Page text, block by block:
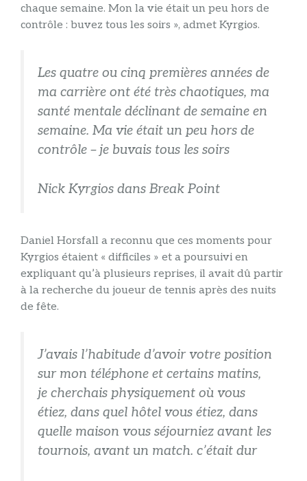
chaque semaine. Mon la vie était un peu hors de
contrôle : buvez tous les soirs », admet Kyrgios.
Les quatre ou cinq premières années de
ma carrière ont été très chaotiques, ma
santé mentale déclinant de semaine en
semaine. Ma vie était un peu hors de
contrôle – je buvais tous les soirs
Nick Kyrgios dans Break Point
Daniel Horsfall a reconnu que ces moments pour
Kyrgios étaient « difficiles » et a poursuivi en
expliquant qu’à plusieurs reprises, il avait dû partir
à la recherche du joueur de tennis après des nuits
de fête.
J’avais l’habitude d’avoir votre position
sur mon téléphone et certains matins,
je cherchais physiquement où vous
étiez, dans quel hôtel vous étiez, dans
quelle maison vous séjourniez avant les
tournois, avant un match. c’était dur